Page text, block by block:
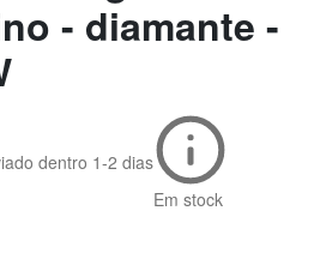
- diamante -
dentro 1-2 dias
Em stock